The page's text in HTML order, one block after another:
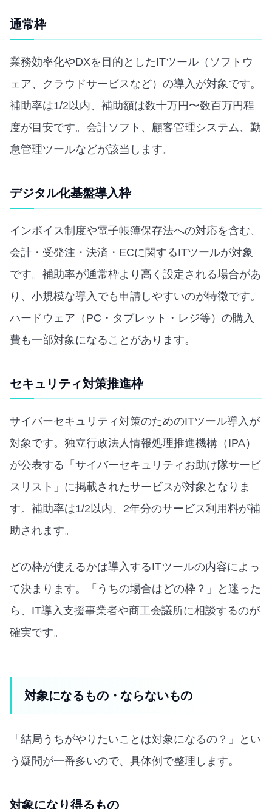
通常枠
業務効率化やDXを目的としたITツール（ソフトウ
ェア、クラウドサービスなど）の導入が対象です。
補助率は1/2以内、補助額は数十万円〜数百万円程
度が目安です。会計ソフト、顧客管理システム、勤
怠管理ツールなどが該当します。
デジタル化基盤導入枠
インボイス制度や電子帳簿保存法への対応を含む、
会計・受発注・決済・ECに関するITツールが対象
です。補助率が通常枠より高く設定される場合があ
り、小規模な導入でも申請しやすいのが特徴です。
ハードウェア（PC・タブレット・レジ等）の購入
費も一部対象になることがあります。
セキュリティ対策推進枠
サイバーセキュリティ対策のためのITツール導入が
対象です。独立行政法人情報処理推進機構（IPA）
が公表する「サイバーセキュリティお助け隊サービ
スリスト」に掲載されたサービスが対象となりま
す。補助率は1/2以内、2年分のサービス利用料が補
助されます。
どの枠が使えるかは導入するITツールの内容によっ
て決まります。「うちの場合はどの枠？」と迷った
ら、IT導入支援事業者や商工会議所に相談するのが
確実です。
対象になるもの・ならないもの
「結局うちがやりたいことは対象になるの？」とい
う疑問が一番多いので、具体例で整理します。
対象になり得るもの